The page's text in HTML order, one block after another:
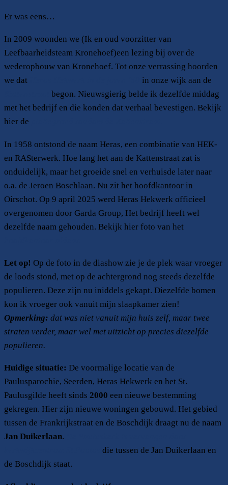
Er was eens…
In 2009 woonden we (Ik en oud voorzitter van
Leefbaarheidsteam Kronehoef)een lezing bij over de
wederopbouw van Kronehoef. Tot onze verrassing hoorden
we dat
in onze wijk aan de
begon. Nieuwsgierig belde ik dezelfde middag
met het bedrijf en die konden dat verhaal bevestigen. Bekijk
hier de
In 1958 ontstond de naam Heras, een combinatie van HEK-
en RASterwerk. Hoe lang het aan de Kattenstraat zat is
onduidelijk, maar het groeide snel en verhuisde later naar
o.a. de Jeroen Boschlaan. Nu zit het hoofdkantoor in
Oirschot. Op 9 april 2025 werd Heras Hekwerk officieel
overgenomen door Garda Group, Het bedrijf heeft wel
dezelfde naam gehouden. Bekijk hier foto van het
Let op! Op de foto in de diashow zie je de plek waar vroeger
de loods stond, met op de achtergrond nog steeds dezelfde
populieren. Deze zijn nu iniddels gekapt. Diezelfde bomen
kon ik vroeger ook vanuit mijn slaapkamer zien!
Opmerking: dat was niet vanuit mijn huis zelf, maar twee
straten verder, maar wel met uitzicht op precies diezelfde
populieren.
Huidige situatie: De voormalige locatie van de
Paulusparochie, Seerden, Heras Hekwerk en het St.
Paulusgilde heeft sinds 2000 een nieuwe bestemming
gekregen. Hier zijn nieuwe woningen gebouwd. Het gebied
tussen de Frankrijkstraat en de Boschdijk draagt nu de naam
Jan Duikerlaan.
die tussen de Jan Duikerlaan en
de Boschdijk staat.